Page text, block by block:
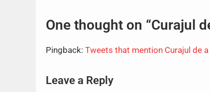
One thought on “Curajul
Pingback: Tweets that mention Curajul de
Leave a Reply